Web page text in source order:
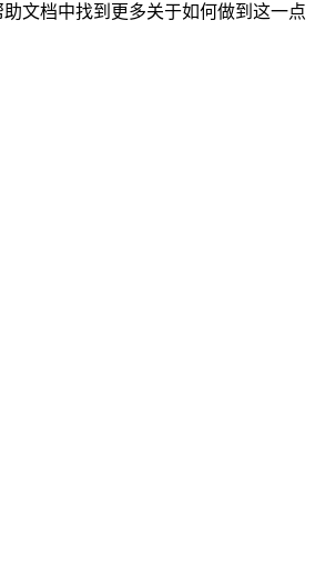
文档中找到更多关于如何做到这一点